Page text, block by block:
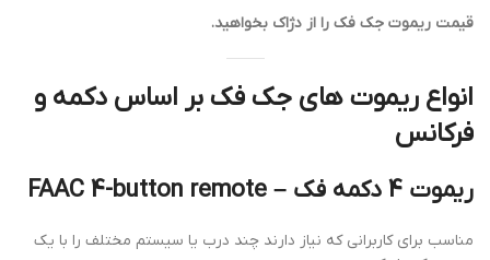
قیمت ریموت جک فک را از دژاک بخواهید.
انواع ریموت های جک فک بر اساس دکمه و
فرکانس
ریموت 4 دکمه فک – FAAC 4-button remote
مناسب برای کاربرانی که نیاز دارند چند درب یا سیستم مختلف را با یک